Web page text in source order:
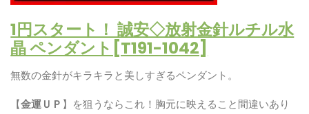
1円スタート！ 誠安◇放射金針ルチル水
晶 ペンダント[T191-1042]
無数の金針がキラキラと美しすぎるペンダント。
【金運ＵＰ 】を狙うならこれ！胸元に映えること間違いあり